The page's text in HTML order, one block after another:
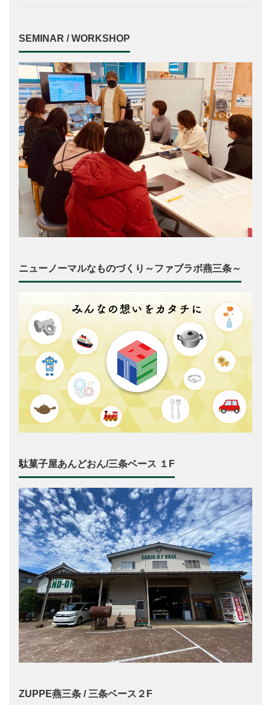
SEMINAR / WORKSHOP
ニューノーマルなものづくり～ファブラボ燕三条～
駄菓子屋あんどおん/三条ベース １F
ZUPPE燕三条 / 三条ベース２F